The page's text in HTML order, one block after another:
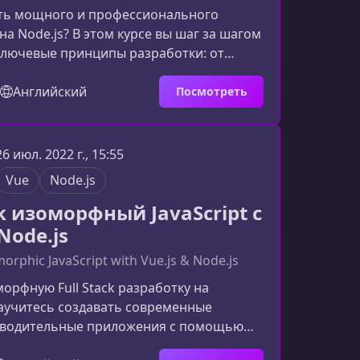
мощного и профессионального
Node.js? В этом курсе вы шаг за шагом
принципы разработки: от
и событий до создания
управления. Материал подойдёт
желающим углубить
вас в этом курсеКурс создан так,
научились программировать
но и поняли, как работает современная
Вы узнаете
Английский Посмотреть
июл. 2022 г., 15:55
Vue Node.js
изоморфный JavaScript с
JavaScript with Vue.js & Node.js
Full Stack разработку на
создавать современные
приложения с помощью
Курс предоставляет практический